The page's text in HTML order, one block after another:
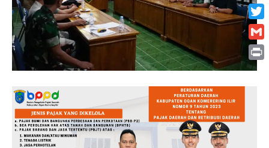
Print